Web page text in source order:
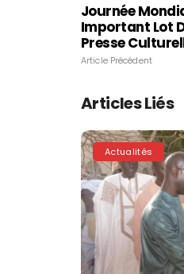
Journée
Important Lot
Presse
Article Précédent
Articles Liés
Actualités